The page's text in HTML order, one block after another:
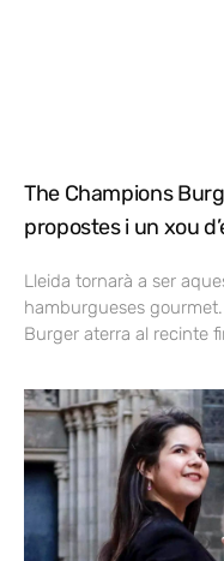
The Champions
propostes i un xou
Lleida tornarà a ser
hamburgueses gourmet.
Burger aterra al recinte